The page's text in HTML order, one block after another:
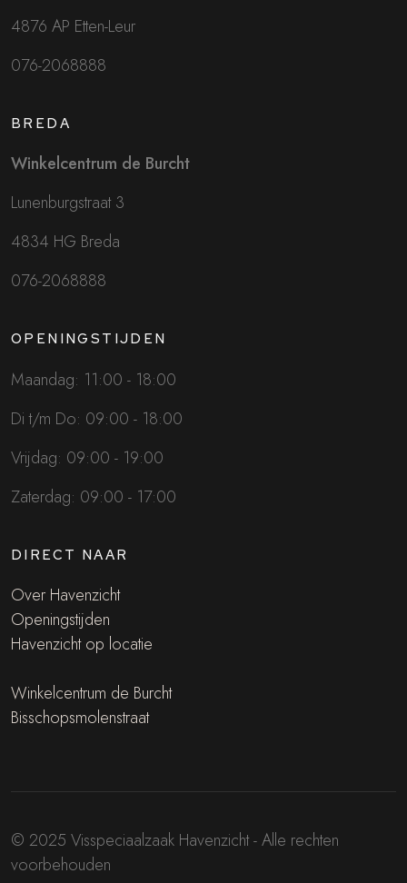
4876 AP Etten-Leur
076-2068888
BREDA
Winkelcentrum de Burcht
Lunenburgstraat 3
4834 HG Breda
076-2068888
OPENINGSTIJDEN
Maandag: 11:00 - 18:00
Di t/m Do: 09:00 - 18:00
Vrijdag: 09:00 - 19:00
Zaterdag: 09:00 - 17:00
DIRECT NAAR
Over Havenzicht
Openingstijden
Havenzicht op locatie
Winkelcentrum de Burcht
Bisschopsmolenstraat
© 2025 Visspeciaalzaak Havenzicht - Alle rechten
voorbehouden